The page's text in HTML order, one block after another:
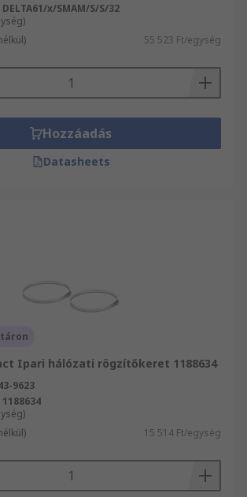
DELTA61/x/SMAM/S/S/32
55 523 Ft/egység
Hozzáadás
Datasheets
Ipari hálózati rögzítőkeret 1188634
9623
1188634
15 514 Ft/egység